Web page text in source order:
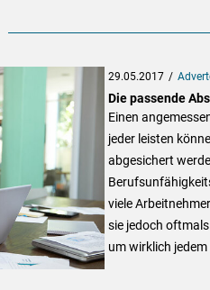
29.05.2017
Die passende
Einen
jeder leisten
abgesichert
viele
sie jedoch
um wirklich